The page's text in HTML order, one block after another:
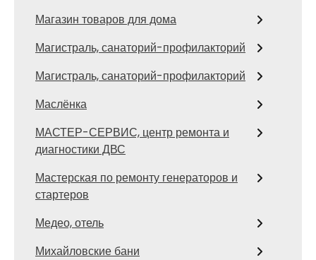
Магазин товаров для дома
Магистраль, санаторий-профилакторий
Магистраль, санаторий-профилакторий
Маслёнка
МАСТЕР-СЕРВИС, центр ремонта и
диагностики ДВС
Мастерская по ремонту генераторов и
стартеров
Медео, отель
Михайловские бани